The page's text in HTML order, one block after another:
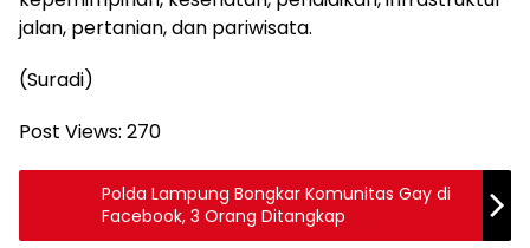
jalan, pertanian, dan pariwisata.
(Suradi)
Post Views: 270
Polda Lampung Bongkar Komunitas Gay di
Facebook, 3 Orang Ditangkap